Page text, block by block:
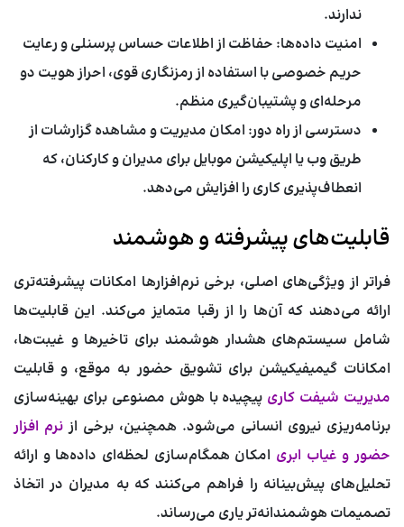
ندارند.
امنیت داده‌ها: حفاظت از اطلاعات حساس پرسنلی و رعایت
حریم خصوصی با استفاده از رمزنگاری قوی، احراز هویت دو
مرحله‌ای و پشتیبان‌گیری منظم.
دسترسی از راه دور: امکان مدیریت و مشاهده گزارشات از
طریق وب یا اپلیکیشن موبایل برای مدیران و کارکنان، که
انعطاف‌پذیری کاری را افزایش می‌دهد.
قابلیت‌های پیشرفته و هوشمند
فراتر از ویژگی‌های اصلی، برخی نرم‌افزارها امکانات پیشرفته‌تری
ارائه می‌دهند که آن‌ها را از رقبا متمایز می‌کند. این قابلیت‌ها
شامل سیستم‌های هشدار هوشمند برای تاخیرها و غیبت‌ها،
امکانات گیمیفیکیشن برای تشویق حضور به موقع، و قابلیت
مدیریت شیفت کاری پیچیده با هوش مصنوعی برای بهینه‌سازی
برنامه‌ریزی نیروی انسانی می‌شود. همچنین، برخی از نرم افزار
حضور و غیاب ابری امکان همگام‌سازی لحظه‌ای داده‌ها و ارائه
تحلیل‌های پیش‌بینانه را فراهم می‌کنند که به مدیران در اتخاذ
تصمیمات هوشمندانه‌تر یاری می‌رساند.